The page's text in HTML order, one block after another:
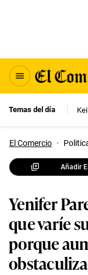
Temas del día
El Comercio ·
Añadir
Yenifer
que varíe
porque